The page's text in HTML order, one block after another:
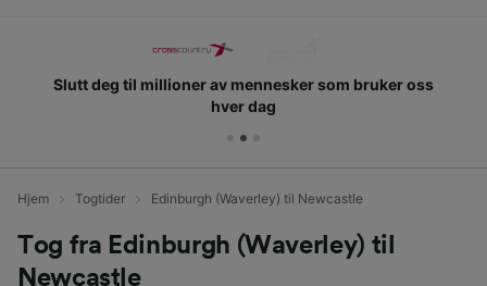
Slutt deg til millioner av mennesker som bruker oss
hver dag
Hjem Togtider Edinburgh (Waverley) til Newcastle
Tog fra Edinburgh (Waverley) til
Newcastle